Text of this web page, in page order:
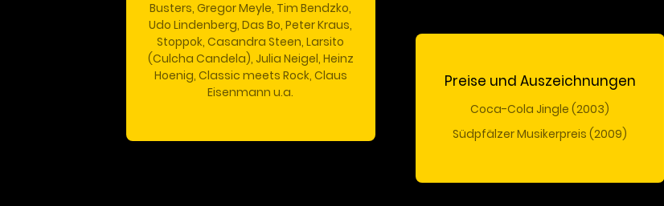
Busters, Gregor Meyle, Tim Bendzko,
Udo Lindenberg, Das Bo, Peter Kraus,
Stoppok, Casandra Steen, Larsito
(Culcha Candela), Julia Neigel, Heinz
Hoenig, Classic meets Rock, Claus
Eisenmann u.a.
Preise und Auszeichnungen
Coca-Cola Jingle (2003)
Südpfälzer Musikerpreis (2009)